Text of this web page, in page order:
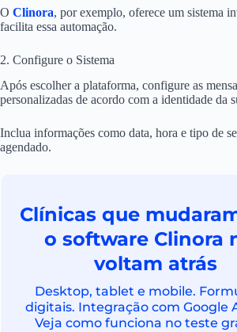
O Clinora, por exemplo, oferece um sistema
facilita essa automação.
2. Configure o Sistema
Após escolher a plataforma, configure as
personalizadas de acordo com a identidade da
Inclua informações como data, hora e tipo de
agendado.
Clínicas que
o software Clinora
voltam atrás
Desktop, tablet e mobile.
digitais. Integração com Google
Veja como funciona no teste